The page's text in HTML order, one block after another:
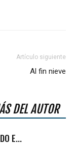
Artículo siguiente
Al fin nieve
DEL AUTOR
E...